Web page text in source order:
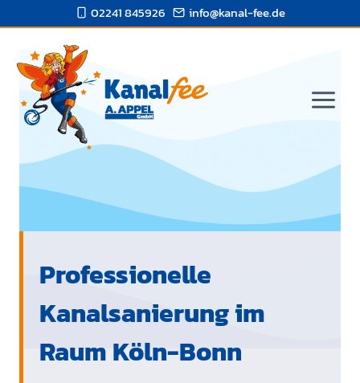
Inhalt
springen
02241 845926 info@kanal-fee.de
Professionelle
Kanalsanierung im
Raum Köln-Bonn